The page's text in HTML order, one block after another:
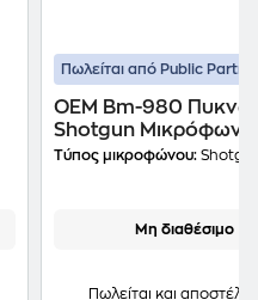
Πωλείται από Public
OEM Bm-980
Shotgun Μικρόφωνο
Μπλε
Τύπος μικροφώνου:
Μη διαθέσιμο
Πωλείται και